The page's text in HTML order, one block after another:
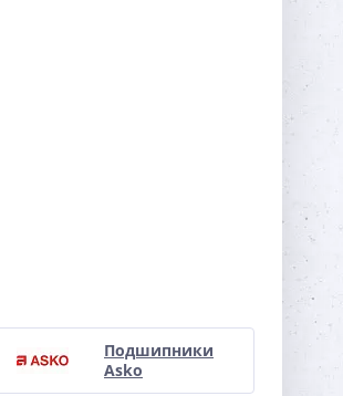
Подшипники
Asko